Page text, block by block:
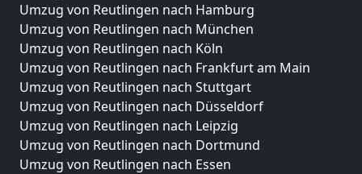
Umzug von Reutlingen nach Hamburg
Umzug von Reutlingen nach München
Umzug von Reutlingen nach Köln
Umzug von Reutlingen nach Frankfurt am Main
Umzug von Reutlingen nach Stuttgart
Umzug von Reutlingen nach Düsseldorf
Umzug von Reutlingen nach Leipzig
Umzug von Reutlingen nach Dortmund
Umzug von Reutlingen nach Essen